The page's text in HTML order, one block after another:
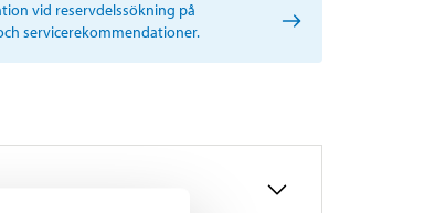
vid reservdelssökning på
servicerekommendationer.